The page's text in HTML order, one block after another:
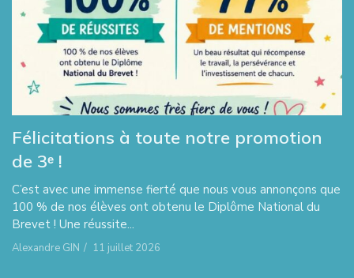
Félicitations à toute notre promotion
de 3ᵉ !
C’est avec une immense fierté que nous vous annonçons que
100 % de nos élèves ont obtenu le Diplôme National du
Brevet ! Une réussite...
Alexandre GIN / 11 juillet 2026